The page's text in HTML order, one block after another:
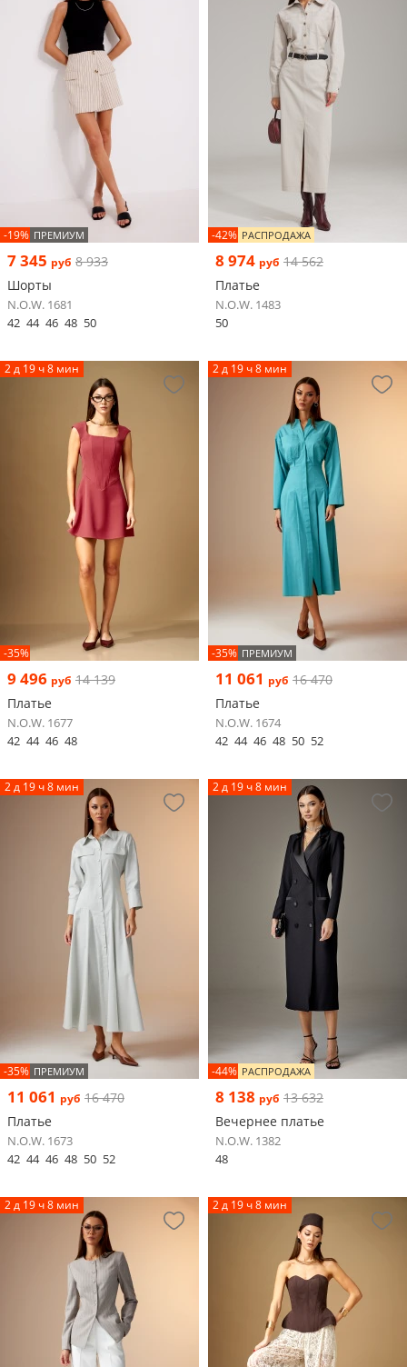
-19% ПРЕМИУМ
7 345 руб 8 933
Шорты
N.O.W. 1681
42 44 46 48 50
-42% РАСПРОДАЖА
8 974 руб 14 562
Платье
N.O.W. 1483
50
2 д 19 ч 8 мин
-35%
9 496 руб 14 139
Платье
N.O.W. 1677
42 44 46 48
2 д 19 ч 8 мин
-35% ПРЕМИУМ
11 061 руб 16 470
Платье
N.O.W. 1674
42 44 46 48 50 52
2 д 19 ч 8 мин
-35% ПРЕМИУМ
11 061 руб 16 470
Платье
N.O.W. 1673
42 44 46 48 50 52
2 д 19 ч 8 мин
-44% РАСПРОДАЖА
8 138 руб 13 632
Вечернее платье
N.O.W. 1382
48
2 д 19 ч 8 мин 2 д 19 ч 8 мин